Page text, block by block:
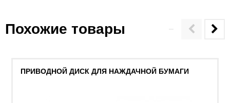
Похожие товары
ПРИВОДНОЙ ДИСК ДЛЯ НАЖДАЧНОЙ БУМАГИ